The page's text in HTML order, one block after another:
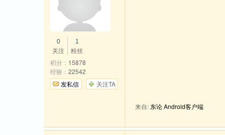
来自:东论 Android客户端
0
关注
1
粉丝
积分： 15878
经验： 22542
发私信
关注TA